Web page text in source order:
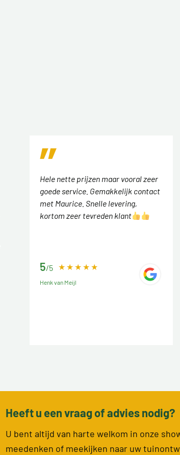
Hele nette prijzen maar vooral zeer
goede service. Gemakkelijk contact
met Maurice. Snelle levering,
kortom zeer tevreden klant
5/5
Henk van Meijl
Heeft u een vraag of advies nodig?
U bent altijd van harte welkom in onze
meedenken of meekijken naar uw